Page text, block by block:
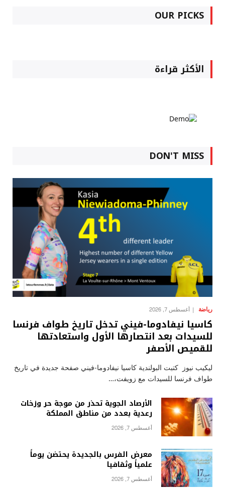
OUR PICKS
الأكثر قراءة
DON'T MISS
رياضة أغسطس 7, 2026
كاسيا نيفادوما-فيني تدخل تاريخ طواف فرنسا
للسيدات بعد انتصارها الأول واستعادتها
للقميص الأصفر
ليكيب نيوز كتبت البولندية كاسيا نيفادوما-فيني صفحة جديدة في تاريخ
طواف فرنسا للسيدات مع زويفت،…
الأرصاد الجوية تحذر من موجة حر وزخات
رعدية بعدد من مناطق المملكة
أغسطس 7, 2026
معرض الفرس بالجديدة يحتضن يوماً
علمياً وثقافيا
أغسطس 7, 2026